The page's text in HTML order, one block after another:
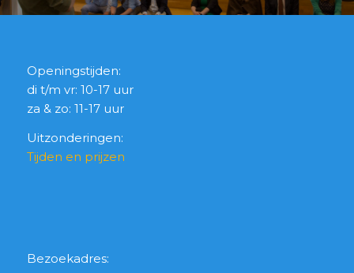
Openingstijden:
di t/m vr: 10-17 uur
za & zo: 11-17 uur
Uitzonderingen:
Tijden en prijzen
Bezoekadres: